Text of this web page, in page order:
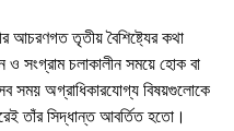
আচরণগত তৃতীয় বৈশিষ্ট্যের কথা
সংগ্রাম চলাকালীন সময়ে হোক বা
সময় অগ্রাধিকারযোগ্য বিষয়গুলোকে
তাঁর সিদ্ধান্ত আবর্তিত হতো।